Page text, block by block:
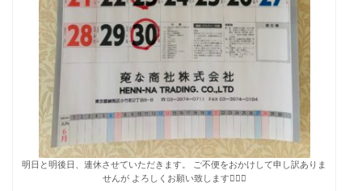
明日と明後日、連休させていただきます。 ご不便をおかけして申し訳ありま
せんが よろしくお願い致します🙇🏻‍♀️